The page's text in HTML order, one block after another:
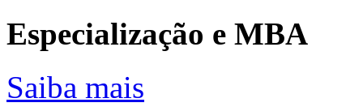
Especialização e MBA
Saiba mais